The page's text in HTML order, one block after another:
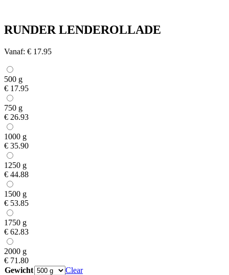
RUNDER LENDEROLLADE
Vanaf: € 17.95
500 g
€ 17.95
750 g
€ 26.93
1000 g
€ 35.90
1250 g
€ 44.88
1500 g
€ 53.85
1750 g
€ 62.83
2000 g
€ 71.80
Gewicht
Clear